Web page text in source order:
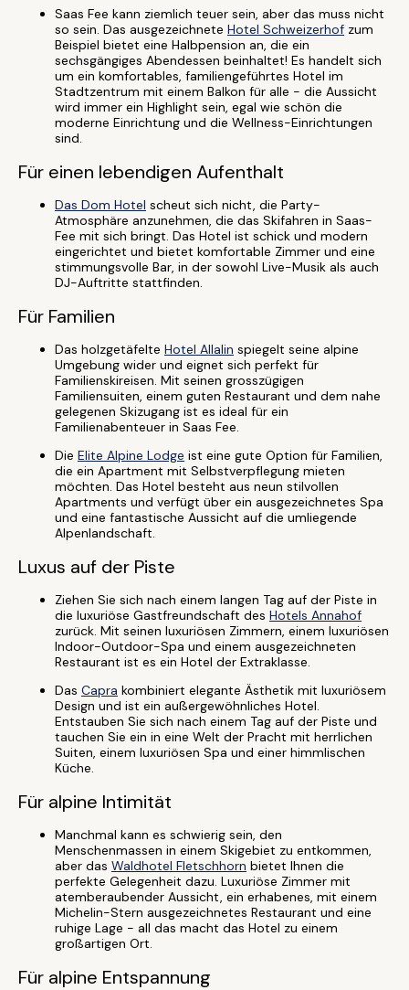
Saas Fee kann ziemlich teuer sein, aber das muss nicht
so sein. Das ausgezeichnete Hotel Schweizerhof zum
Beispiel bietet eine Halbpension an, die ein
sechsgängiges Abendessen beinhaltet! Es handelt sich
um ein komfortables, familiengeführtes Hotel im
Stadtzentrum mit einem Balkon für alle - die Aussicht
wird immer ein Highlight sein, egal wie schön die
moderne Einrichtung und die Wellness-Einrichtungen
sind.
Für einen lebendigen Aufenthalt
Das Dom Hotel scheut sich nicht, die Party-
Atmosphäre anzunehmen, die das Skifahren in Saas-
Fee mit sich bringt. Das Hotel ist schick und modern
eingerichtet und bietet komfortable Zimmer und eine
stimmungsvolle Bar, in der sowohl Live-Musik als auch
DJ-Auftritte stattfinden.
Für Familien
Das holzgetäfelte Hotel Allalin spiegelt seine alpine
Umgebung wider und eignet sich perfekt für
Familienskireisen. Mit seinen grosszügigen
Familiensuiten, einem guten Restaurant und dem nahe
gelegenen Skizugang ist es ideal für ein
Familienabenteuer in Saas Fee.
Die Elite Alpine Lodge ist eine gute Option für Familien,
die ein Apartment mit Selbstverpflegung mieten
möchten. Das Hotel besteht aus neun stilvollen
Apartments und verfügt über ein ausgezeichnetes Spa
und eine fantastische Aussicht auf die umliegende
Alpenlandschaft.
Luxus auf der Piste
Ziehen Sie sich nach einem langen Tag auf der Piste in
die luxuriöse Gastfreundschaft des Hotels Annahof
zurück. Mit seinen luxuriösen Zimmern, einem luxuriösen
Indoor-Outdoor-Spa und einem ausgezeichneten
Restaurant ist es ein Hotel der Extraklasse.
Das Capra kombiniert elegante Ästhetik mit luxuriösem
Design und ist ein außergewöhnliches Hotel.
Entstauben Sie sich nach einem Tag auf der Piste und
tauchen Sie ein in eine Welt der Pracht mit herrlichen
Suiten, einem luxuriösen Spa und einer himmlischen
Küche.
Für alpine Intimität
Manchmal kann es schwierig sein, den
Menschenmassen in einem Skigebiet zu entkommen,
aber das Waldhotel Fletschhorn bietet Ihnen die
perfekte Gelegenheit dazu. Luxuriöse Zimmer mit
atemberaubender Aussicht, ein erhabenes, mit einem
Michelin-Stern ausgezeichnetes Restaurant und eine
ruhige Lage - all das macht das Hotel zu einem
großartigen Ort.
Für alpine Entspannung